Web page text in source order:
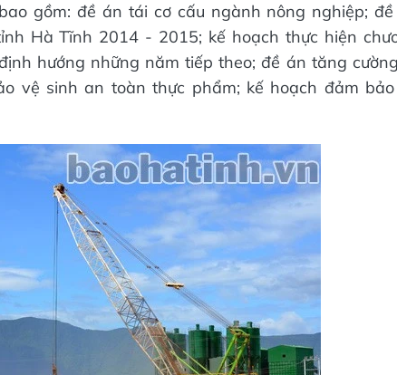
gồm: đề án tái cơ cấu ngành nông nghiệp;
Hà Tĩnh 2014 - 2015; kế hoạch thực hiện
hướng những năm tiếp theo; đề án tăng
vệ sinh an toàn thực phẩm; kế hoạch đảm